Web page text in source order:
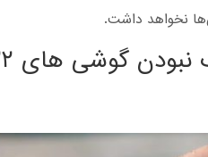
نخواهد داشت.
آیا